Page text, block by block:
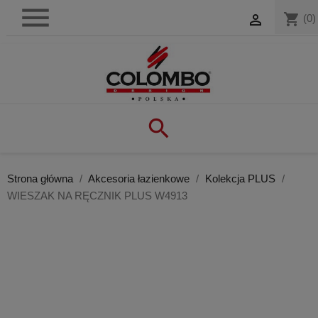
shopping_cart (0)



Strona główna Akcesoria łazienkowe
Kolekcja PLUS
WIESZAK NA RĘCZNIK PLUS W4913